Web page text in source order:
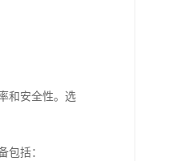
和安全性。选
包括：